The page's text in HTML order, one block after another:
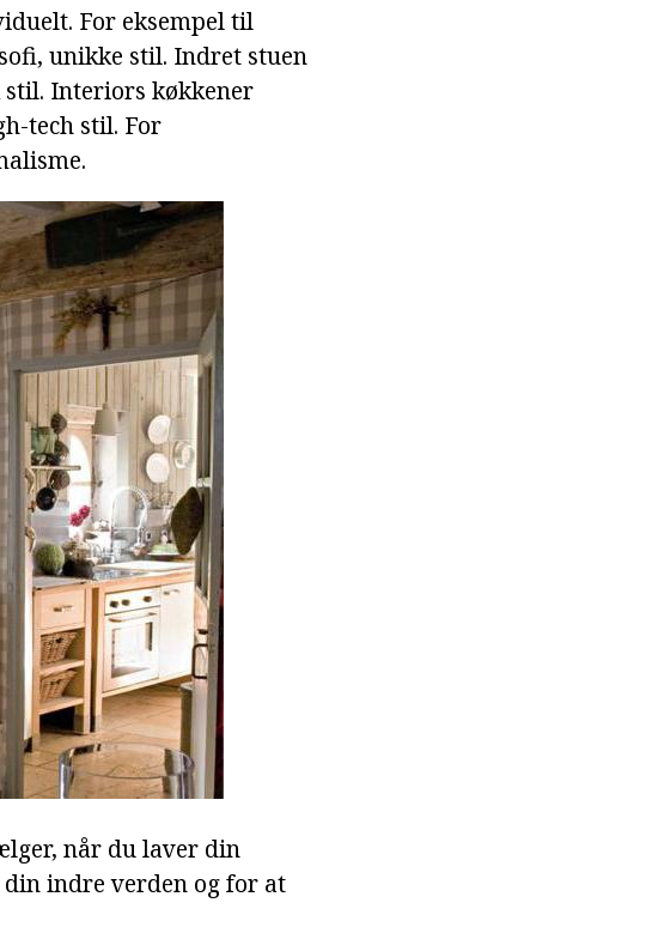
For eksempel til
unikke stil. Indret stuen
Interiors køkkener
tech stil. For
når du laver din
indre verden og for at